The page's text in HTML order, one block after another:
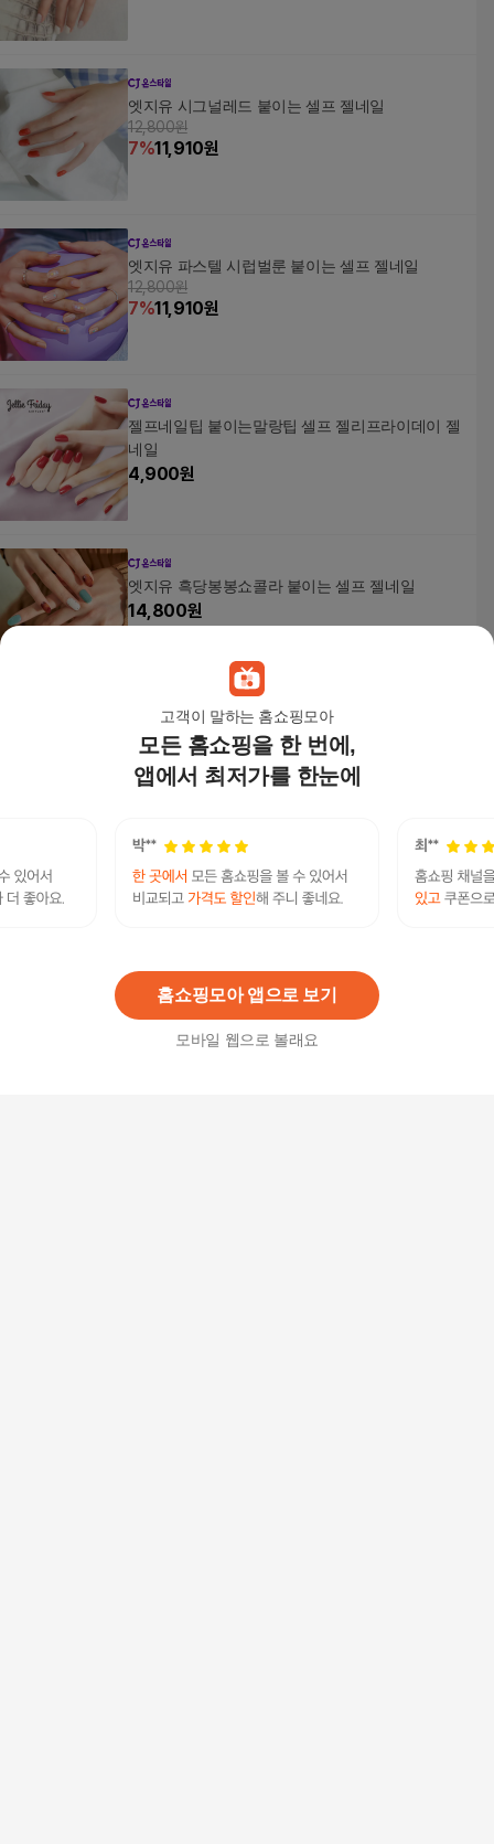
고객이 말하는 홈쇼핑모아
모든 홈쇼핑을 한 번에,
앱에서 최저가를 한눈에
홈쇼핑모아 앱으로 보기
모바일 웹으로 볼래요
엣지유 시그널레드 붙이는 셀프 젤네일
12,800원
7%11,910원
엣지유 파스텔 시럽벌룬 붙이는 셀프 젤네일
12,800원
7%11,910원
젤프네일팁 붙이는말랑팁 셀프 젤리프라이데이 젤
네일
4,900원
엣지유 흑당봉봉쇼콜라 붙이는 셀프 젤네일
14,800원
엣지유 메리스노우 붙이는 셀프 젤네일
16,800원
7% 15,630원
엣지유 루비캐럿 붙이는 셀프 젤페디